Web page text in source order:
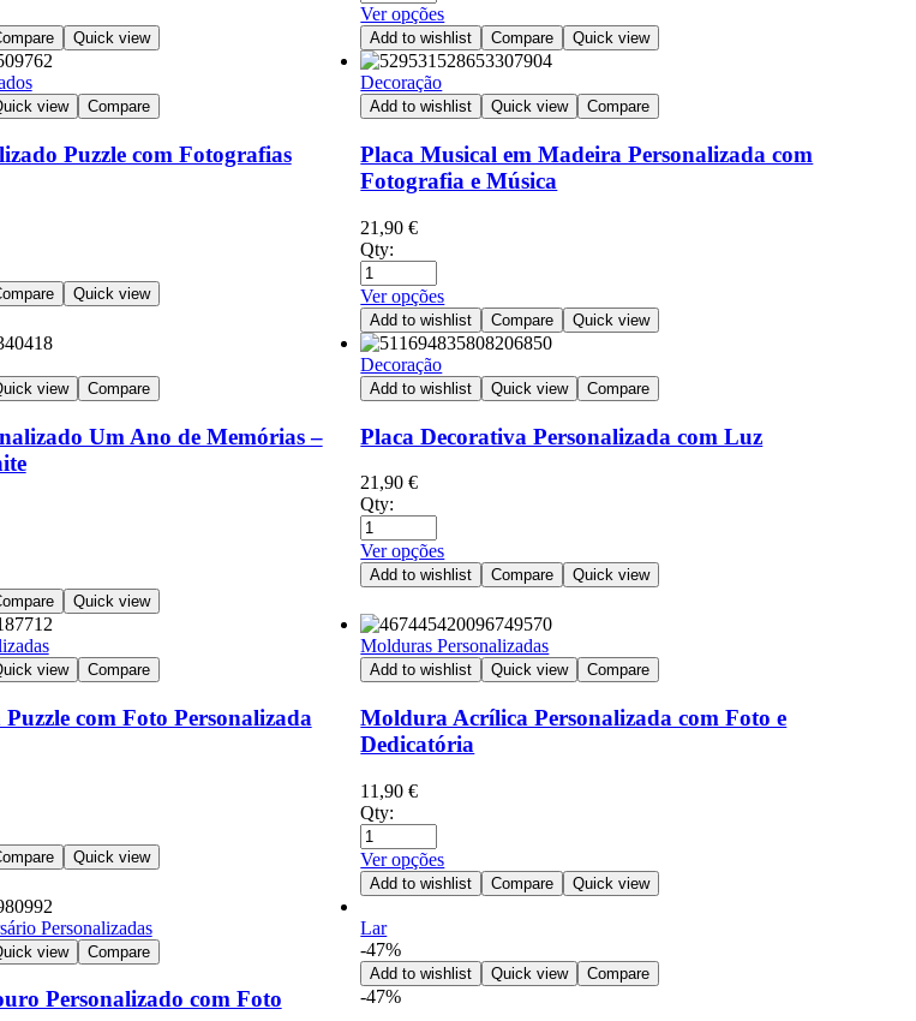
Quick view
Ver opções
Add to wishlist Compare Quick view
view Compare
Puzzle com Fotografias
Quick view
Decoração
Add to wishlist Quick view Compare
Placa Musical em Madeira Personalizada com
Fotografia e Música
21,90€
Qty:
Ver opções
Add to wishlist Compare Quick view
view Compare
Um Ano de Memórias –
Quick view
Decoração
Add to wishlist Quick view Compare
Placa Decorativa Personalizada com Luz
21,90€
Qty:
Ver opções
Add to wishlist Compare Quick view
view Compare
com Foto Personalizada
Quick view
Molduras Personalizadas
Add to wishlist Quick view Compare
Moldura Acrílica Personalizada com Foto e
Dedicatória
11,90€
Qty:
Ver opções
Add to wishlist Compare Quick view
Personalizadas
view Compare
Personalizado com Foto
Lar
-47%
Add to wishlist Quick view Compare
-47%